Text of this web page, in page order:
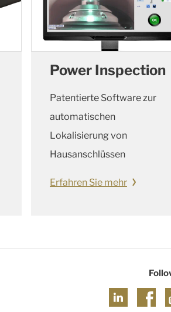
Power Inspection
Patentierte Software zur
automatischen
Lokalisierung von
Hausanschlüssen
Erfahren Sie mehr